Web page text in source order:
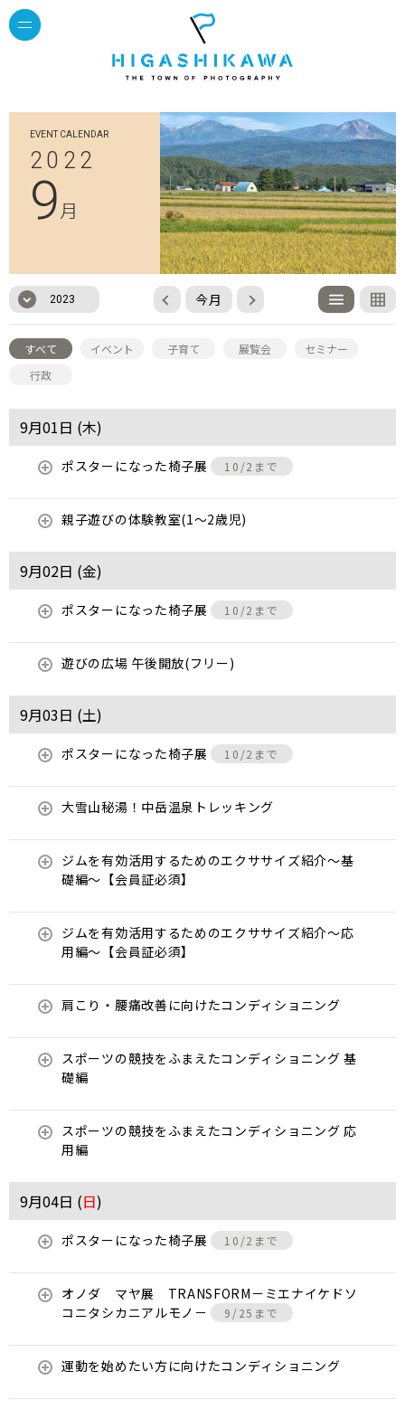
EVENT CALENDAR
2022
9月
2023 今月
すべて イベント 子育て 展覧会
セミナー
行政
9月01日 (木)
ポスターになった椅子展 10/2まで
親子遊びの体験教室(1～2歳児)
9月02日 (金)
ポスターになった椅子展 10/2まで
遊びの広場 午後開放(フリー)
9月03日 (土)
ポスターになった椅子展 10/2まで
大雪山秘湯！中岳温泉トレッキング
ジムを有効活用するためのエクササイズ紹介〜基
礎編〜【会員証必須】
ジムを有効活用するためのエクササイズ紹介〜応
用編〜【会員証必須】
肩こり・腰痛改善に向けたコンディショニング
スポーツの競技をふまえたコンディショニング 基
礎編
スポーツの競技をふまえたコンディショニング 応
用編
9月04日 (日)
ポスターになった椅子展 10/2まで
オノダ マヤ展 TRANSFORM－ミエナイケドソ
コニタシカニアルモノ－
9/25まで
運動を始めたい方に向けたコンディショニング